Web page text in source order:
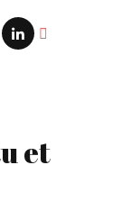
et